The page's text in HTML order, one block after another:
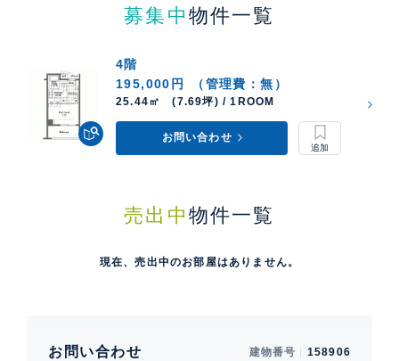
間取り・室内空間について
総戸数64戸、24㎡の1Rから147㎡の3LDKまで、多彩なプ
ランニングを実現。スケルトン階段を配したメゾネットタイ
も多様で、白を基調とした明るく軽やかな空間から、木の質
ではグレートーンと木目が織りなす落ち着いた空間とし、エ
募集中 物件一覧
4階
195,000円
（管理費：無）
25.44㎡ (7.69坪) / 1ROOM
お問い合わせ
売出中 物件一覧
現在、売出中のお部屋はありません。
お問い合わせ 建物番号 158906